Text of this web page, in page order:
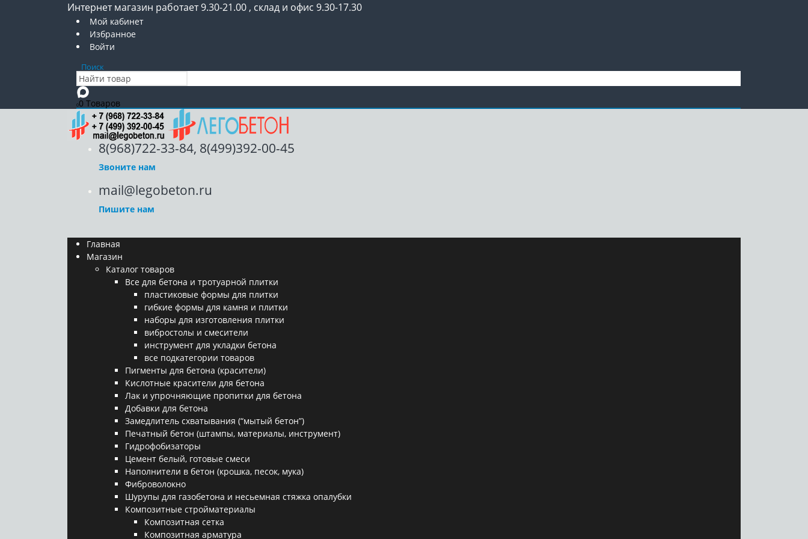
Интернет магазин работает 9.30-21.00 , склад и офис 9.30-17.30
Мой кабинет
Избранное
Войти
Поиск
00 Товаров
8(968)722-33-84, 8(499)392-00-45
Звоните нам
mail@legobeton.ru
Пишите нам
Главная
Магазин
Каталог товаров
Все для бетона и тротуарной плитки
пластиковые формы для плитки
гибкие формы для камня и плитки
наборы для изготовления плитки
вибростолы и смесители
инструмент для укладки бетона
все подкатегории товаров
Пигменты для бетона (красители)
Кислотные красители для бетона
Лак и упрочняющие пропитки для бетона
Добавки для бетона
Замедлитель схватывания (“мытый бетон”)
Печатный бетон (штампы, материалы, инструмент)
Гидрофобизаторы
Цемент белый, готовые смеси
Наполнители в бетон (крошка, песок, мука)
Фиброволокно
Шурупы для газобетона и несьемная стяжка опалубки
Композитные стройматериалы
Композитная сетка
Композитная арматура